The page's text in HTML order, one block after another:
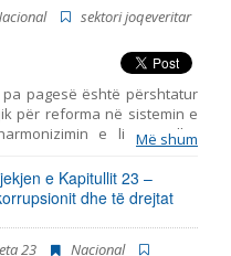
sektori joqeveritar
pagesë është përshtatur
për reforma në sistemin e
e ligjeve dhe
shteteve të UE-së. LNJP u
2009, ndërsa filloi të
vitit 2010. Në fillim të
për NJP ishte shumë
nuk kishin informacion
Më shum
e Kapitullit 23 –
dhe të drejtat
23
Nacional